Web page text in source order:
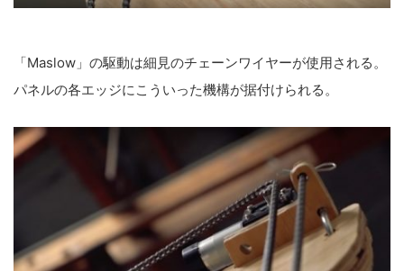
「Maslow」の駆動は細見のチェーンワイヤーが使用される。
パネルの各エッジにこういった機構が据付けられる。